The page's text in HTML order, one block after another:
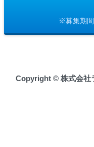
※募集期
Copyright © 株式会社